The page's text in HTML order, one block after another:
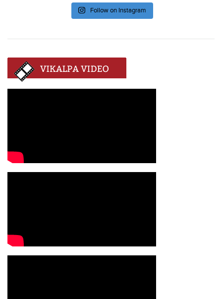
Follow on Instagram